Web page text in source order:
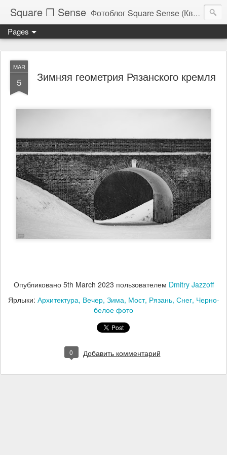
Square ❐ Sense Фотоблог Square Sense (Квадратное Чувство)
Pages
MAR
5 Зимняя геометрия Рязанского кремля
Опубликовано 5th March 2023 пользователем Dmitry Jazzoff
Ярлыки: Архитектура Вечер Зима Мост Рязань Снег Черно-
белое фото
0 Добавить комментарий